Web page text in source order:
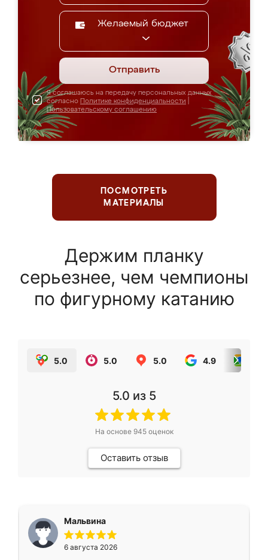
Желаемый бюджет
Отправить
Я соглашаюсь на передачу персональных данных
согласно Политике конфиденциальности
Пользовательскому соглашению
ПОСМОТРЕТЬ
МАТЕРИАЛЫ
Держим планку
серьезнее, чем чемпионы
по фигурному катанию
5.0 5.0 5.0 4.9
5.0 из 5
На основе 945оценок
Оставить отзыв
Мальвина
6 августа 2026